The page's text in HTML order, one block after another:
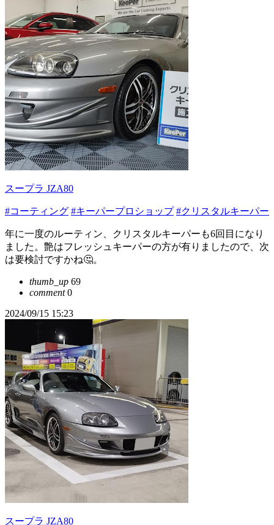
スープラ JZA80
#コーティング #キーパープロショップ #クリスタルキーパー
年に一度のルーティン、クリスタルキーパーも6回目になり
ました。艶はフレッシュキーパーの方が有りましたので、次
は要検討ですかね🤔。
thumb_up 69
comment0
2024/09/15 15:23
スープラ JZA80